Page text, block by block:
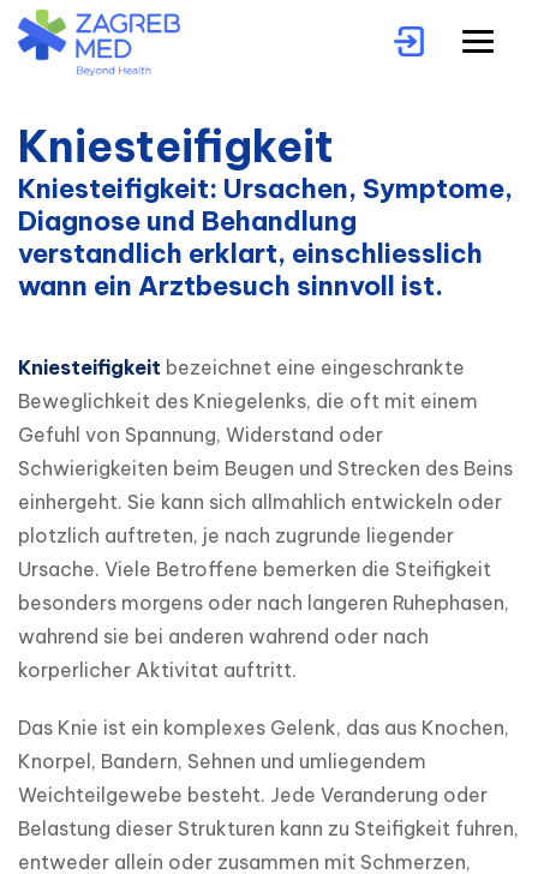
Kniesteifigkeit
Kniesteifigkeit: Ursachen, Symptome,
Diagnose und Behandlung
verstandlich erklart, einschliesslich
wann ein Arztbesuch sinnvoll ist.
Kniesteifigkeit bezeichnet eine eingeschrankte
Beweglichkeit des Kniegelenks, die oft mit einem
Gefuhl von Spannung, Widerstand oder
Schwierigkeiten beim Beugen und Strecken des Beins
einhergeht. Sie kann sich allmahlich entwickeln oder
plotzlich auftreten, je nach zugrunde liegender
Ursache. Viele Betroffene bemerken die Steifigkeit
besonders morgens oder nach langeren Ruhephasen,
wahrend sie bei anderen wahrend oder nach
korperlicher Aktivitat auftritt.
Das Knie ist ein komplexes Gelenk, das aus Knochen,
Knorpel, Bandern, Sehnen und umliegendem
Weichteilgewebe besteht. Jede Veranderung oder
Belastung dieser Strukturen kann zu Steifigkeit fuhren,
entweder allein oder zusammen mit Schmerzen,